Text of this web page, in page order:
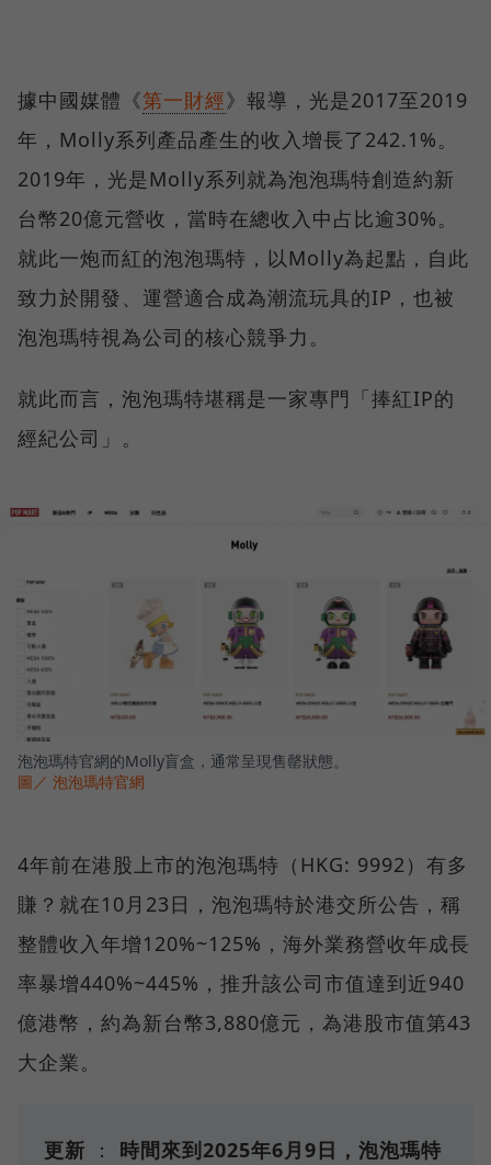
據中國媒體《第一財經》報導，光是2017至2019
年，Molly系列產品產生的收入增長了242.1%。
2019年，光是Molly系列就為泡泡瑪特創造約新
台幣20億元營收，當時在總收入中占比逾30%。
就此一炮而紅的泡泡瑪特，以Molly為起點，自此
致力於開發、運營適合成為潮流玩具的IP，也被
泡泡瑪特視為公司的核心競爭力。
就此而言，泡泡瑪特堪稱是一家專門「捧紅IP的
經紀公司」。
泡泡瑪特官網的Molly盲盒，通常呈現售罄狀態。
圖／ 泡泡瑪特官網
4年前在港股上市的泡泡瑪特（HKG: 9992）有多
賺？就在10月23日，泡泡瑪特於港交所公告，稱
整體收入年增120%~125%，海外業務營收年成長
率暴增440%~445%，推升該公司市值達到近940
億港幣，約為新台幣3,880億元，為港股市值第43
大企業。
更新 ： 時間來到2025年6月9日，泡泡瑪特